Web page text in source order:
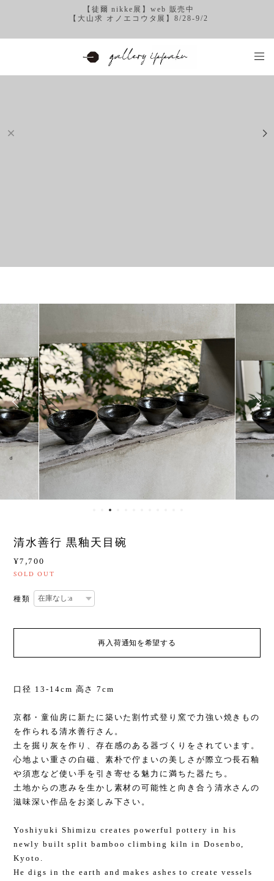
【徒爾 nikke展】web 販売中
【大山求 オノエコウタ展】8/28-9/2
清水善行 黒釉天目碗
¥7,700
SOLD OUT
種類
再入荷通知を希望する
口径 13-14cm 高さ 7cm
京都・童仙房に新たに築いた割竹式登り窯で力強い焼きもの
を作られる清水善行さん。
土を掘り灰を作り、存在感のある器づくりをされています。
心地よい重さの白磁、素朴で佇まいの美しさが際立つ長石釉
や須恵など使い手を引き寄せる魅力に満ちた器たち。
土地からの恵みを生かし素材の可能性と向き合う清水さんの
滋味深い作品をお楽しみ下さい。
Yoshiyuki Shimizu creates powerful pottery in his
newly built split bamboo climbing kiln in Dosenbo,
Kyoto.
He digs in the earth and makes ashes to create vessels